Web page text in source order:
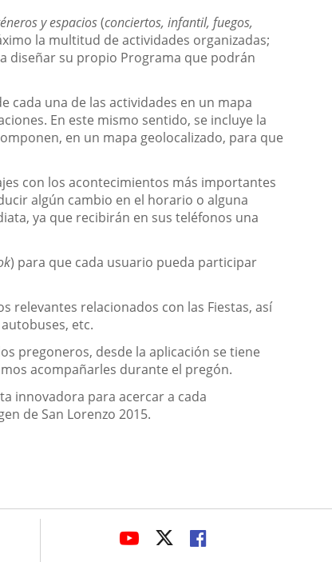
y espacios(conciertos, infantil, fuegos,
la multitud de actividades organizadas;
diseñar su propio Programa que podrán
una de las actividades en un mapa
En este mismo sentido, se incluye la
en un mapa geolocalizado, para que
con los acontecimientos más importantes
algún cambio en el horario o alguna
ya que recibirán en sus teléfonos una
) para que cada usuario pueda participar
relevantes relacionados con las Fiestas, así
etc.
pregoneros, desde la aplicación se tiene
acompañarles durante el pregón.
innovadora para acercar a cada
de San Lorenzo 2015.
ENLACEENLACEENLACE